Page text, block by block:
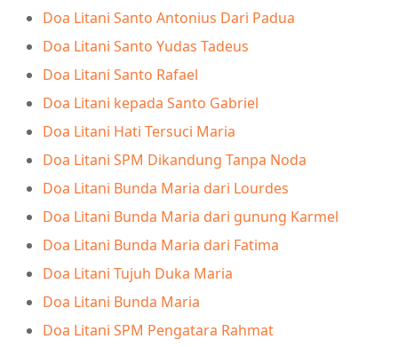
Doa Litani Santo Antonius Dari Padua
Doa Litani Santo Yudas Tadeus
Doa Litani Santo Rafael
Doa Litani kepada Santo Gabriel
Doa Litani Hati Tersuci Maria
Doa Litani SPM Dikandung Tanpa Noda
Doa Litani Bunda Maria dari Lourdes
Doa Litani Bunda Maria dari gunung Karmel
Doa Litani Bunda Maria dari Fatima
Doa Litani Tujuh Duka Maria
Doa Litani Bunda Maria
Doa Litani SPM Pengatara Rahmat